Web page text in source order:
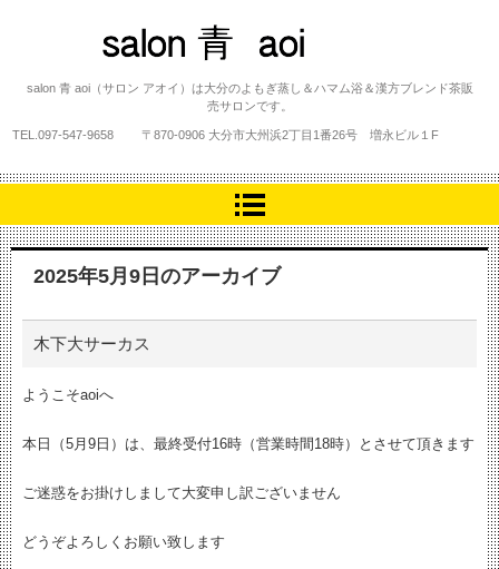
salon 青 aoi
salon 青 aoi（サロン アオイ）は大分のよもぎ蒸し＆ハマム浴＆漢方ブレンド茶販
売サロンです。
TEL. 097-547-9658 〒870-0906 大分市大州浜2丁目1番26号 増永ビル１F
2025年5月9日 のアーカイブ
木下大サーカス
ようこそaoiへ
本日（5月9日）は、最終受付16時（営業時間18時）とさせて頂きます
ご迷惑をお掛けしまして大変申し訳ございません
どうぞよろしくお願い致します